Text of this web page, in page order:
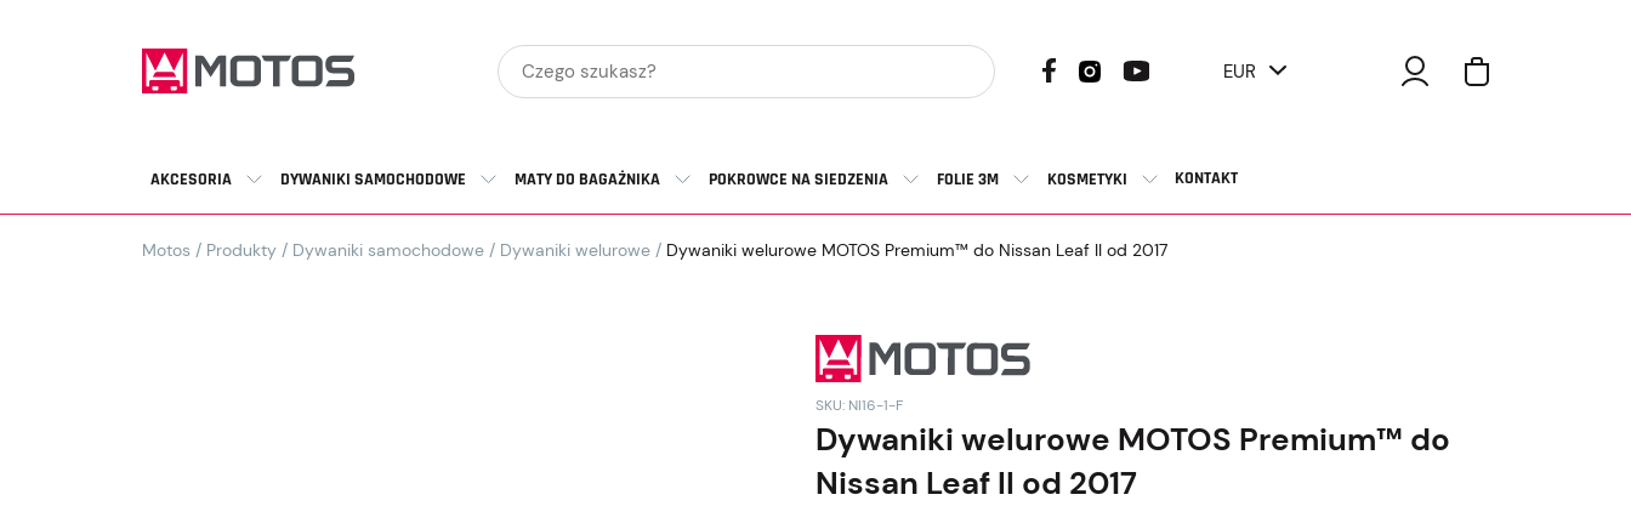
EUR
AKCESORIA DYWANIKI SAMOCHODOWE MATY DO BAGAŻNIKA POKROWCE NA SIEDZENIA FOLIE 3M KOSMETYKI KONTAKT
Motos / Produkty / Dywaniki samochodowe / Dywaniki welurowe / Dywaniki welurowe MOTOS Premium™ do Nissan Leaf II od 2017
SKU: NI16-1-F
Dywaniki welurowe MOTOS Premium™ do
Nissan Leaf II od 2017